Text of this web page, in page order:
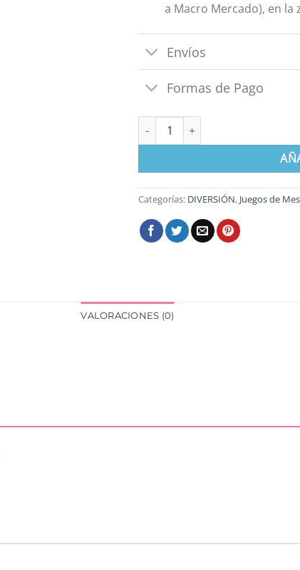
a Macro Mercado), en la
Envíos
Formas de Pago
Turismo en Apuros cantidad
Categorías: DIVERSIÓN, Juegos de
VALORACIONES (0)